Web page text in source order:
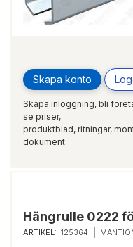
Skapa konto
Skapa inloggning, bli
se priser,
produktblad, ritningar,
dokument.
Hängrulle 0222
ARTIKEL: 125364